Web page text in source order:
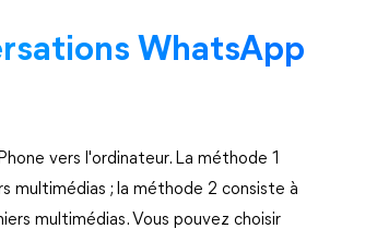
WhatsApp
vers l'ordinateur. La méthode 1
multimédias ; la méthode 2 consiste à
multimédias. Vous pouvez choisir